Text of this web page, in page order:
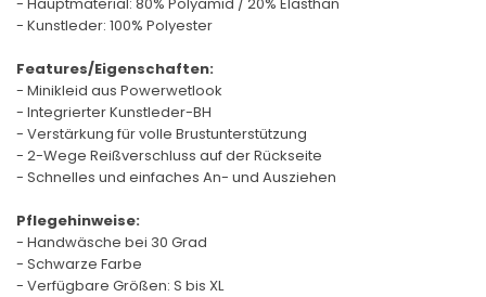
- Kunstleder: 100% Polyester
Features/Eigenschaften:
- Minikleid aus Powerwetlook
- Integrierter Kunstleder-BH
- Verstärkung für volle Brustunterstützung
- 2-Wege Reißverschluss auf der Rückseite
- Schnelles und einfaches An- und Ausziehen
Pflegehinweise:
- Handwäsche bei 30 Grad
- Schwarze Farbe
- Verfügbare Größen: S bis XL